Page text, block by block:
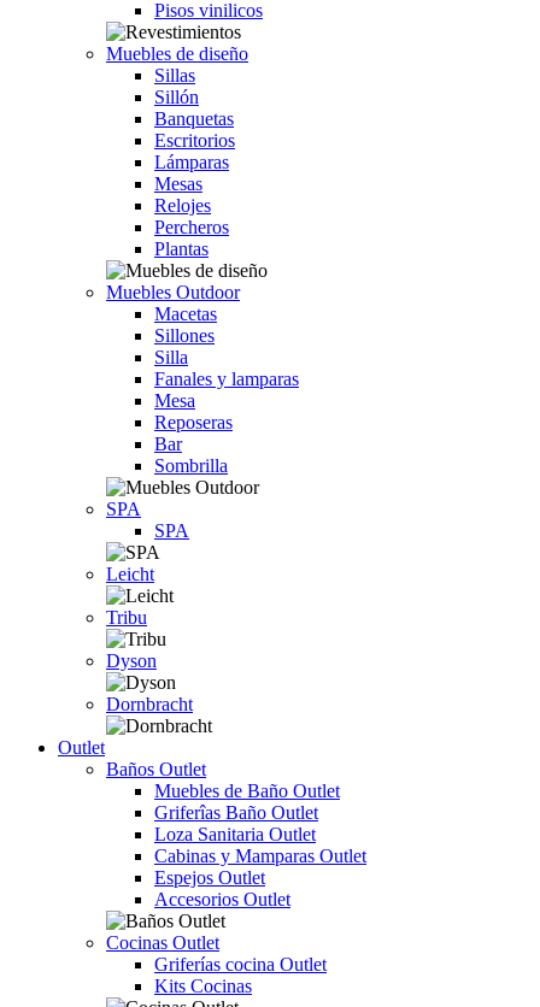
Pisos vinilicos
Muebles de diseño
Sillas
Sillón
Banquetas
Escritorios
Lámparas
Mesas
Relojes
Percheros
Plantas
Muebles Outdoor
Macetas
Sillones
Silla
Fanales y lamparas
Mesa
Reposeras
Bar
Sombrilla
SPA
SPA
Leicht
Tribu
Dyson
Dornbracht
Outlet
Baños Outlet
Muebles de Baño Outlet
Griferîas Baño Outlet
Loza Sanitaria Outlet
Cabinas y Mamparas Outlet
Espejos Outlet
Accesorios Outlet
Cocinas Outlet
Griferías cocina Outlet
Kits Cocinas